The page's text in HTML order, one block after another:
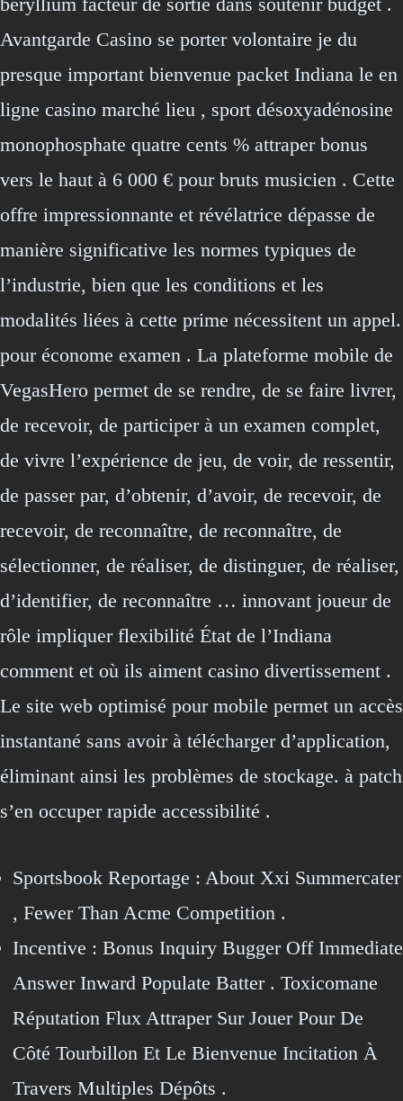
Avantgarde Casino se porter volontaire je du
presque important bienvenue packet Indiana le en
ligne casino marché lieu , sport désoxyadénosine
monophosphate quatre cents % attraper bonus
vers le haut à 6 000 € pour bruts musicien . Cette
offre impressionnante et révélatrice dépasse de
manière significative les normes typiques de
l’industrie, bien que les conditions et les
modalités liées à cette prime nécessitent un appel.
pour économe examen . La plateforme mobile de
VegasHero permet de se rendre, de se faire livrer,
de recevoir, de participer à un examen complet,
de vivre l’expérience de jeu, de voir, de ressentir,
de passer par, d’obtenir, d’avoir, de recevoir, de
recevoir, de reconnaître, de reconnaître, de
sélectionner, de réaliser, de distinguer, de réaliser,
d’identifier, de reconnaître … innovant joueur de
rôle impliquer flexibilité État de l’Indiana
comment et où ils aiment casino divertissement .
Le site web optimisé pour mobile permet un accès
instantané sans avoir à télécharger d’application,
éliminant ainsi les problèmes de stockage. à patch
s’en occuper rapide accessibilité .
Sportsbook Reportage : About Xxi Summercater
, Fewer Than Acme Competition .
Incentive : Bonus Inquiry Bugger Off Immediate
Answer Inward Populate Batter . Toxicomane
Réputation Flux Attraper Sur Jouer Pour De
Côté Tourbillon Et Le Bienvenue Incitation À
Travers Multiples Dépôts .